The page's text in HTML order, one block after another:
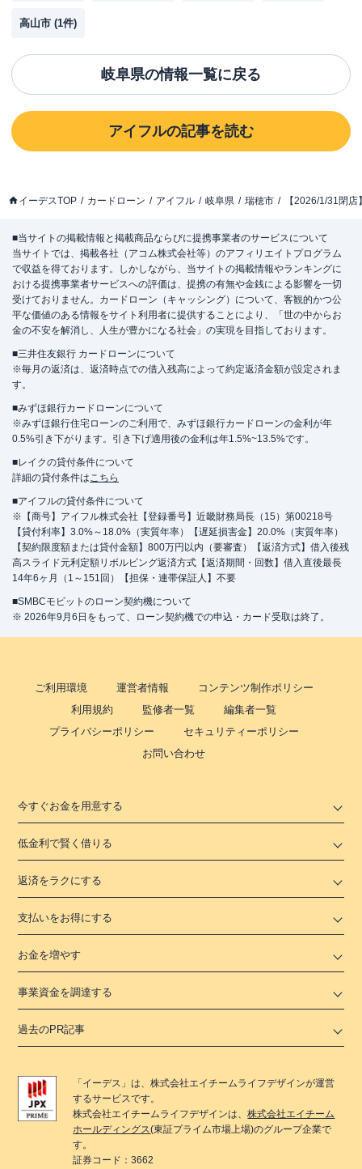
高山市 (1件)
岐阜県の情報一覧に戻る
アイフルの記事を読む
イーデスTOP カードローン アイフル 岐阜県 瑞穂市 【2026/1/31閉
■当サイトの掲載情報と掲載商品ならびに提携事業者のサービスについて
当サイトでは、掲載各社（アコム株式会社等）のアフィリエイトプログラム
で収益を得ております。しかしながら、当サイトの掲載情報やランキングに
おける提携事業者サービスへの評価は、提携の有無や金銭による影響を一切
受けておりません。カードローン（キャッシング）について、客観的かつ公
平な価値のある情報をサイト利用者に提供することにより、「世の中からお
金の不安を解消し、人生が豊かになる社会」の実現を目指しております。
■三井住友銀行 カードローンについて
※毎月の返済は、返済時点での借入残高によって約定返済金額が設定されま
す。
■みずほ銀行カードローンについて
※みずほ銀行住宅ローンのご利用で、みずほ銀行カードローンの金利が年
0.5%引き下がります。引き下げ適用後の金利は年1.5%~13.5%です。
■レイクの貸付条件について
詳細の貸付条件はこちら
■アイフルの貸付条件について
※【商号】アイフル株式会社【登録番号】近畿財務局長（15）第00218号
【貸付利率】3.0%～18.0%（実質年率）【遅延損害金】20.0%（実質年率）
【契約限度額または貸付金額】800万円以内（要審査）【返済方式】借入後残
高スライド元利定額リボルビング返済方式【返済期間・回数】借入直後最長
14年6ヶ月（1～151回）【担保・連帯保証人】不要
■SMBCモビットのローン契約機について
※ 2026年9月6日をもって、ローン契約機での申込・カード受取は終了。
ご利用環境 運営者情報
コンテンツ制作ポリシー
利用規約
監修者一覧
編集者一覧
プライバシーポリシー
セキュリティーポリシー
お問い合わせ
今すぐお金を用意する
低金利で賢く借りる
返済をラクにする
支払いをお得にする
お金を増やす
事業資金を調達する
過去のPR記事
「 イーデス 」は、株式会社エイチームライフデザインが運営
するサービスです。
株式会社エイチームライフデザインは、株式会社エイチーム
ホールディングス(東証プライム市場上場)のグループ企業で
す。
証券コード：3662